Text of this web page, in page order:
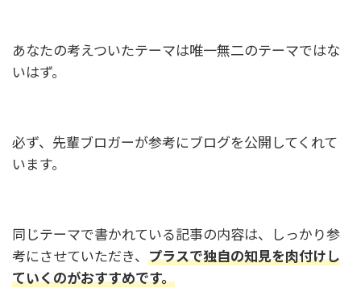
あなたの考えついたテーマは唯一無二のテーマではな
いはず。
必ず、先輩ブロガーが参考にブログを公開してくれて
います。
同じテーマで書かれている記事の内容は、しっかり参
考にさせていただき、 プラスで独自の知見を肉付けし
ていくのがおすすめです。